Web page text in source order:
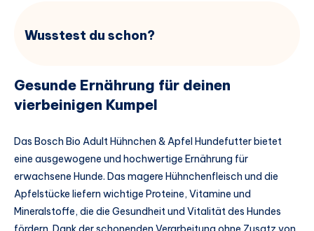
Wusstest du schon?
Gesunde Ernährung für deinen
vierbeinigen Kumpel
Das Bosch Bio Adult Hühnchen & Apfel Hundefutter bietet
eine ausgewogene und hochwertige Ernährung für
erwachsene Hunde. Das magere Hühnchenfleisch und die
Apfelstücke liefern wichtige Proteine, Vitamine und
Mineralstoffe, die die Gesundheit und Vitalität des Hundes